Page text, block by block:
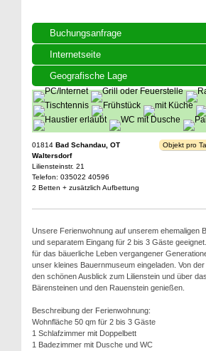
Buchungsanfrage
Internetseite
Geografische Lage
01814 Bad Schandau, OT
Waltersdorf
Liliensteinstr. 21
Telefon: 035022 40596
2 Betten + zusätzlich Aufbettung
Objekt pro
Unsere Ferienwohnung auf unserem ehemaligen
und separatem Eingang für 2 bis 3 Gäste
für das bäuerliche Leben vergangener
unser kleines Bauernmuseum eingeladen. Von
den schönen Ausblick zum Lilienstein und über
Bärensteinen und den Rauenstein genießen.
Beschreibung der Ferienwohnung:
Wohnfläche 50 qm für 2 bis 3 Gäste
1 Schlafzimmer mit Doppelbett
1 Badezimmer mit Dusche und WC